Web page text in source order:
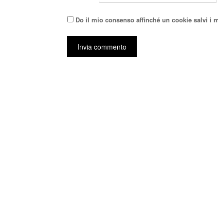
Do il mio consenso affinché un cookie salvi i